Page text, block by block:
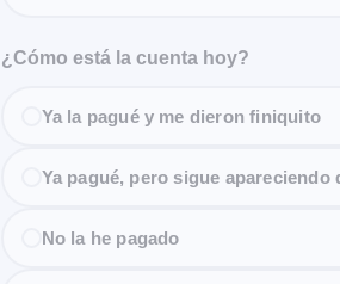
¿Cómo está la cuenta hoy?
Ya la pagué y me dieron finiquito
Ya pagué, pero sigue apareciendo
No la he pagado